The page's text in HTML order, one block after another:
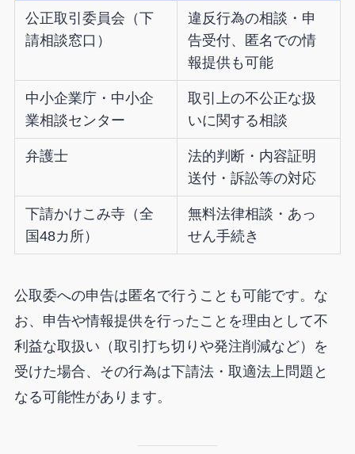
公正取引委員会（下
請相談窓口）
違反行為の相談・申
告受付、匿名での情
報提供も可能
中小企業庁・中小企
業相談センター
取引上の不公正な扱
いに関する相談
弁護士
法的判断・内容証明
送付・訴訟等の対応
下請かけこみ寺（全
国48カ所）
無料法律相談・あっ
せん手続き
公取委への申告は匿名で行うことも可能です。な
お、申告や情報提供を行ったことを理由として不
利益な取扱い（取引打ち切りや発注削減など）を
受けた場合、その行為は下請法・取適法上問題と
なる可能性があります。